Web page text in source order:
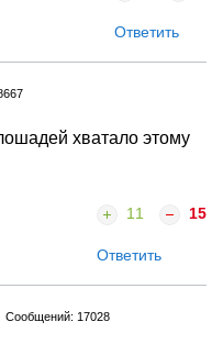
Ответить
хватало этому
11 15
Ответить
Сообщений: 17028